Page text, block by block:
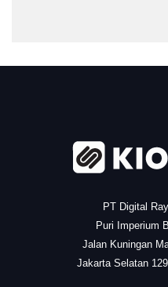
PT Digital
Puri Imperium
Jalan Kuningan
Jakarta Selatan